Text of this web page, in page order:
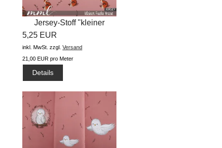
Jersey-Stoff "kleiner
Fuchs...
5,25 EUR
inkl. MwSt. zzgl. Versand
21,00 EUR pro Meter
Details